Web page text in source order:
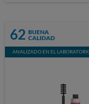
62 BUENA
CALIDAD
ANALIZADO EN EL